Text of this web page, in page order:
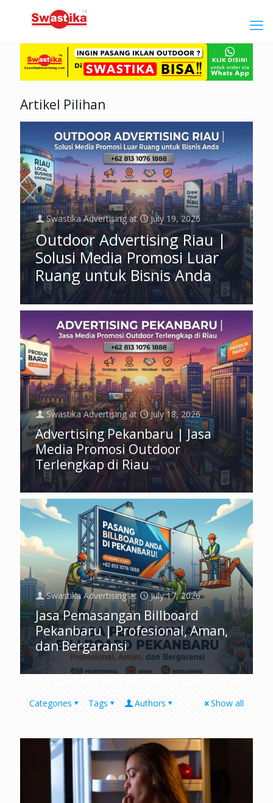
Artikel Pilihan
Swastika Advertising at July 19, 2026
Outdoor Advertising Riau |
Solusi Media Promosi Luar
Ruang untuk Bisnis Anda
Swastika Advertising at July 18, 2026
Advertising Pekanbaru | Jasa
Media Promosi Outdoor
Terlengkap di Riau
Swastika Advertising at July 17, 2026
Jasa Pemasangan Billboard
Pekanbaru | Profesional, Aman,
dan Bergaransi
Categories Tags Authors Show all